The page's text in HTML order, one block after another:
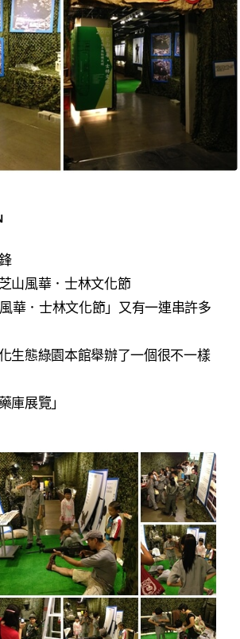
山風華．士林文化節
華．士林文化節」又有一連串許多
生態綠園本館舉辦了一個很不一樣
庫展覽」